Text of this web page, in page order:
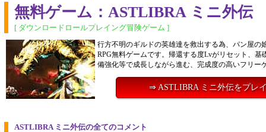
無料ゲーム：ASTLIBRA ミニ外伝
[ ダウンロードロールプレイング冒険ゲーム ]
行方不明のギルドの英雄達を救出する為、パン屋の
RPG無料ゲームです。帰還する度Lvがリセット、基
備強化等で成長しながら進む、完成度の高いフリー
⇒ ASTLIBRA ミニ外伝をプレ
ASTLIBRA ミニ外伝の全てのコメント